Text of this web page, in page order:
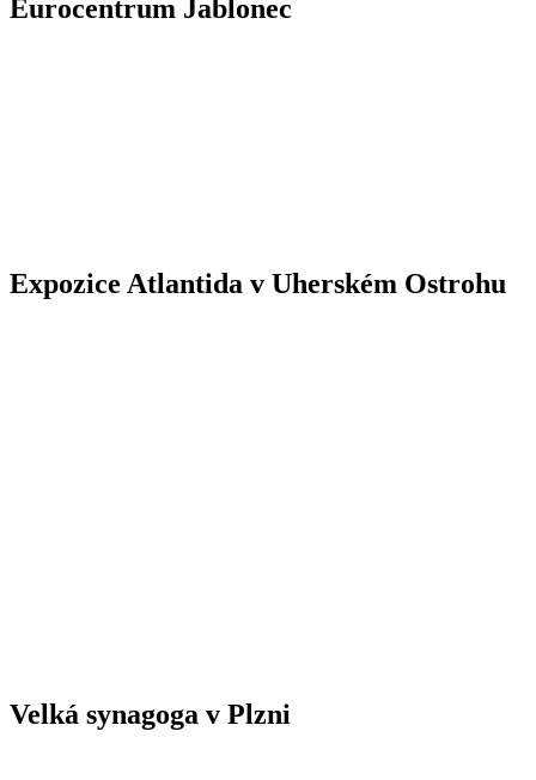
Eurocentrum Jablonec
Expozice Atlantida v Uherském Ostrohu
Velká synagoga v Plzni